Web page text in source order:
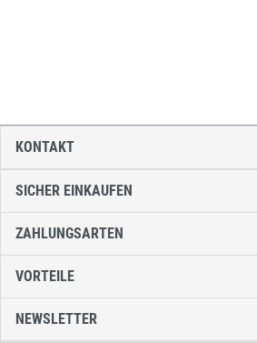
SICHER EINKAUFEN
ZAHLUNGSARTEN
VORTEILE
NEWSLETTER
KONTAKT